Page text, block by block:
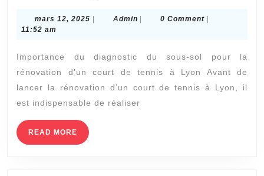
il
d’effectuer
un
mars 12, 2025 mars
AdminAdmin0 Comment
11:52 am
Importance du diagnostic du sous-sol pour la
rénovation d’un court de tennis à Lyon Avant de
lancer la rénovation d’un court de tennis à Lyon, il
est indispensable de réaliser
READ MORE READ
MORE